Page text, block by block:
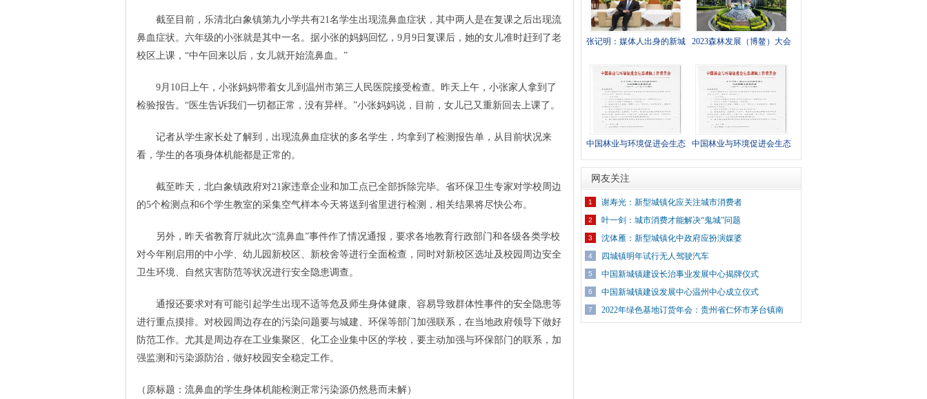
截至目前，乐清北白象镇第九小学共有21名学生出现流鼻血症状，其中两人是在复课之后出现流
鼻血症状。六年级的小张就是其中一名。据小张的妈妈回忆，9月9日复课后，她的女儿准时赶到了老
校区上课，“中午回来以后，女儿就开始流鼻血。”
9月10日上午，小张妈妈带着女儿到温州市第三人民医院接受检查。昨天上午，小张家人拿到了
检验报告。“医生告诉我们一切都正常，没有异样。”小张妈妈说，目前，女儿已又重新回去上课了。
记者从学生家长处了解到，出现流鼻血症状的多名学生，均拿到了检测报告单，从目前状况来
看，学生的各项身体机能都是正常的。
截至昨天，北白象镇政府对21家违章企业和加工点已全部拆除完毕。省环保卫生专家对学校周边
的5个检测点和6个学生教室的采集空气样本今天将送到省里进行检测，相关结果将尽快公布。
另外，昨天省教育厅就此次“流鼻血”事件作了情况通报，要求各地教育行政部门和各级各类学校
对今年刚启用的中小学、幼儿园新校区、新校舍等进行全面检查，同时对新校区选址及校园周边安全
卫生环境、自然灾害防范等状况进行安全隐患调查。
通报还要求对有可能引起学生出现不适等危及师生身体健康、容易导致群体性事件的安全隐患等
进行重点摸排。对校园周边存在的污染问题要与城建、环保等部门加强联系，在当地政府领导下做好
防范工作。尤其是周边存在工业集聚区、化工企业集中区的学校，要主动加强与环保部门的联系，加
强监测和污染源防治，做好校园安全稳定工作。
（原标题：流鼻血的学生身体机能检测正常污染源仍然悬而未解）
张记明：媒体人出身的新城
2023森林发展（博鳌）大会
中国林业与环境促进会生态
城镇工作委员会2019年工作
会议通知
中国林业与环境促进会生态
城镇工作委员会2019年工作
网友关注
1 谢寿光：新型城镇化应关注城市消费者
2 叶一剑：城市消费才能解决“鬼城”问题
3 沈体雁：新型城镇化中政府应扮演媒婆
4 四城镇明年试行无人驾驶汽车
5 中国新城镇建设长治事业发展中心揭牌仪式
6 中国新城镇建设发展中心温州中心成立仪式
7 2022年绿色基地订货年会：贵州省仁怀市茅台镇南